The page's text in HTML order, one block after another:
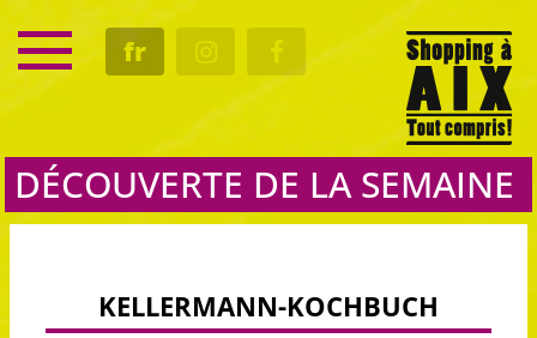
fr
SERVICE
RENDEZ-VOUS
DÉCOUVERTE DE LA SEMAINE
KELLERMANN-KOCHBUCH